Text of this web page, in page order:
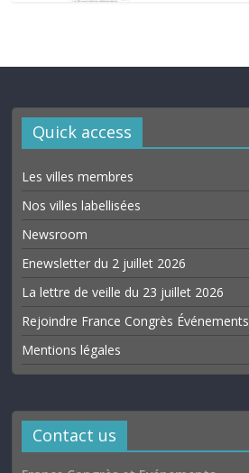
Quick access
Les villes membres
Nos villes labellisées
Newsroom
Enewsletter du 2 juillet 2026
La lettre de veille du 23 juillet 2026
Rejoindre France Congrès Événements
Mentions légales
Contact us